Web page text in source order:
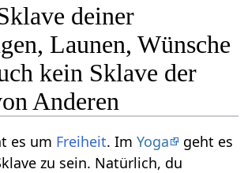
deiner
Launen, Wünsche
kein Sklave der
Anderen
es um Freiheit. ImYoga
geht es
zu sein. Natürlich, du